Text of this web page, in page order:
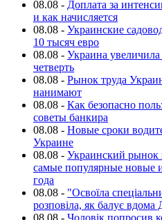
08.08 - Доплата за
и как начисляется
08.08 - Украинские
10 тысяч евро
08.08 - Украина
четверть
08.08 - Рынок труда
нанимают
08.08 - Как безопасно
советы банкира
08.08 - Новые сроки
Украине
08.08 - Украинский рынок
самые популярные новые
года
08.08 - "Освоїла
розповіла, як балує
08.08 - Чоловік попросив